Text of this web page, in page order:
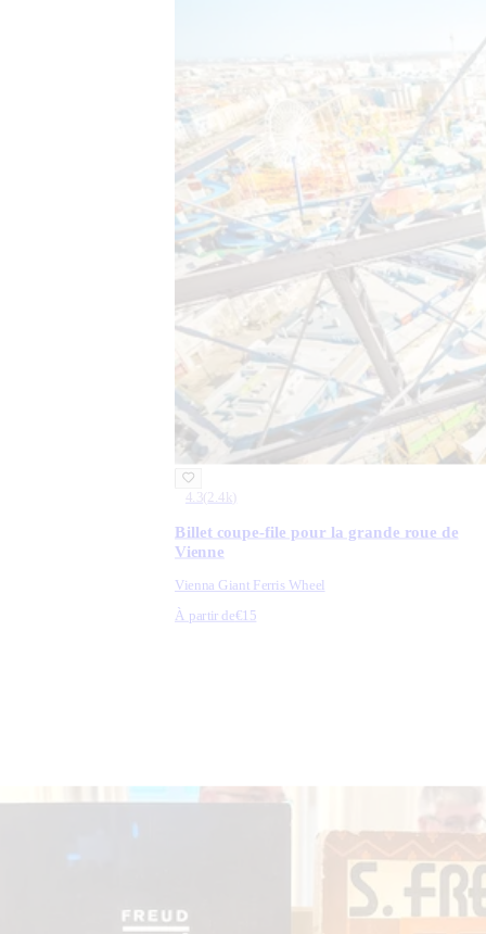
4.3( 2.4k )
Billet coupe-file pour la grande roue de
Vienne
Vienna Giant Ferris Wheel
À partir de€15